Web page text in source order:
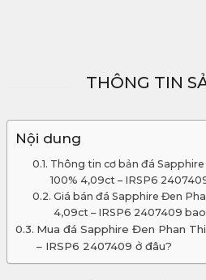
THÔNG TIN
Nội dung
Thông tin cơ bản đá
100% 4,09ct – IRSP6
Giá bán đá Sapphire Đen
4,09ct – IRSP6 2407409 bao
Mua đá Sapphire Đen Phan
– IRSP6 2407409 ở đâu?